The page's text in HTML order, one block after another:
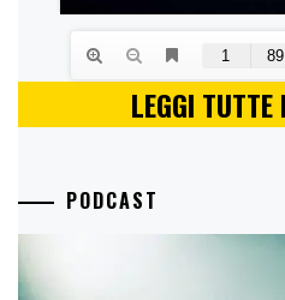
LEGGI TUTTE
PODCAST